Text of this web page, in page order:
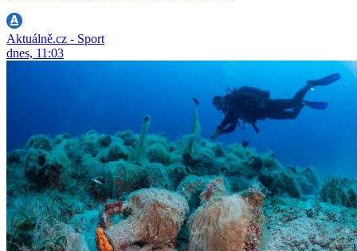
Aktuálně.cz - Sport
dnes, 11:03